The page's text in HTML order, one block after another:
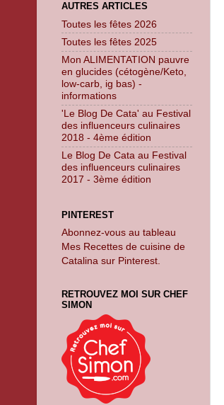
AUTRES ARTICLES
Toutes les fêtes 2026
Toutes les fêtes 2025
Mon ALIMENTATION pauvre
en glucides (cétogène/Keto,
low-carb, ig bas) -
informations
'Le Blog De Cata' au Festival
des influenceurs culinaires
2018 - 4ème édition
Le Blog De Cata au Festival
des influenceurs culinaires
2017 - 3ème édition
PINTEREST
Abonnez-vous au tableau
Mes Recettes de cuisine de
Catalina sur Pinterest.
RETROUVEZ MOI SUR CHEF
SIMON